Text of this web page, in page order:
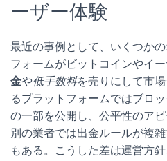
ーザー体験
最近の事例として、いくつか
フォームがビットコインやイー
金や低手数料を売りにして市
るプラットフォームではブロ
の一部を公開し、公平性のア
別の業者では出金ルールが複
もある。こうした差は運営方